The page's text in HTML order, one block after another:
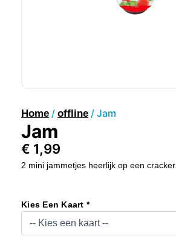
Home / offline / Jam
Jam
€ 1,99
2 mini jammetjes heerlijk op een cracker.
Kies Een Kaart *
Aantal